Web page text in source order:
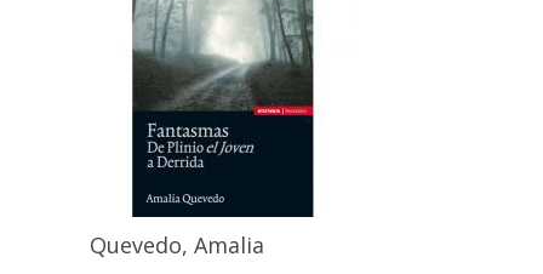
Quevedo, Amalia